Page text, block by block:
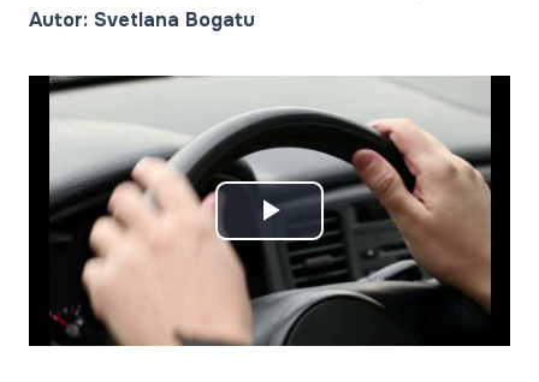
Autor: Svetlana Bogatu
Play
Video